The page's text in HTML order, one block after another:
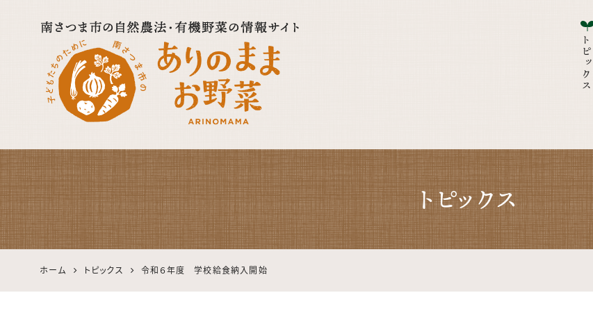
自然農法・オーガニック
南さつま公式サイト｜
鹿児島の有機・無農薬
野菜
トピックス
トピックス
ホーム トピックス 令和６年度 学校給食納入開始